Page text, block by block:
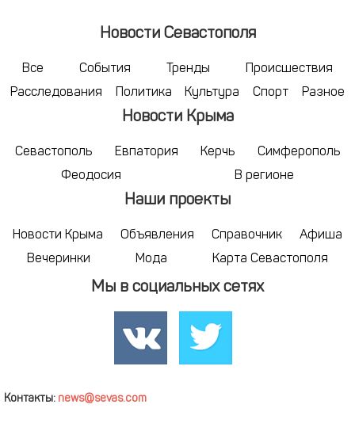
Новости Севастополя
Все События Тренды
Происшествия
Расследования
Политика Культура Спорт Разное
Новости Крыма
Севастополь Евпатория Керчь
Симферополь
Феодосия
В регионе
Наши проекты
Новости Крыма Объявления Справочник
Афиша
Вечеринки
Мода Карта Севастополя
Мы в социальных сетях
Контакты: news@sevas.com